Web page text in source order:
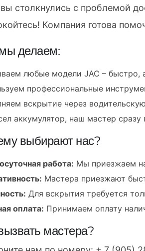
столкнулись с проблемой
Компания готова
делаем:
любые модели JAC – быстро,
профессиональные
вскрытие через
аккумулятор, наш мастер
выбирают нас?
работа: Мы приезжаем
Мастера приезжают
Для вскрытия требуется
оплата: Принимаем оплату
мастера?